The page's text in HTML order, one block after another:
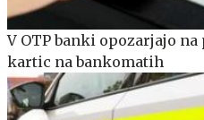
V OTP banki opozarjajo
kartic na bankomatih